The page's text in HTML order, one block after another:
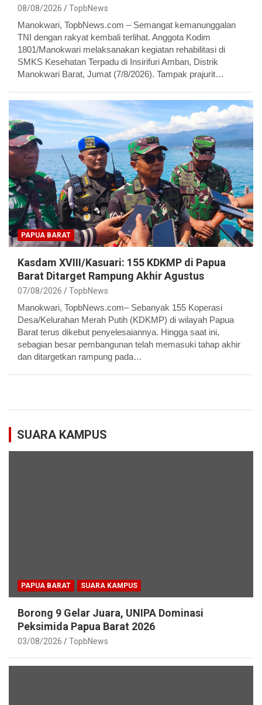
08/08/2026 TopbNews
Manokwari, TopbNews.com – Semangat kemanunggalan
TNI dengan rakyat kembali terlihat. Anggota Kodim
1801/Manokwari melaksanakan kegiatan rehabilitasi di
SMKS Kesehatan Terpadu di Insirifuri Amban, Distrik
Manokwari Barat, Jumat (7/8/2026). Tampak prajurit…
PAPUA BARAT
Kasdam XVIII/Kasuari: 155 KDKMP di Papua
Barat Ditarget Rampung Akhir Agustus
07/08/2026 TopbNews
Manokwari, TopbNews.com– Sebanyak 155 Koperasi
Desa/Kelurahan Merah Putih (KDKMP) di wilayah Papua
Barat terus dikebut penyelesaiannya. Hingga saat ini,
sebagian besar pembangunan telah memasuki tahap akhir
dan ditargetkan rampung pada…
SUARA KAMPUS
PAPUA BARAT SUARA KAMPUS
Borong 9 Gelar Juara, UNIPA Dominasi
Peksimida Papua Barat 2026
03/08/2026 TopbNews